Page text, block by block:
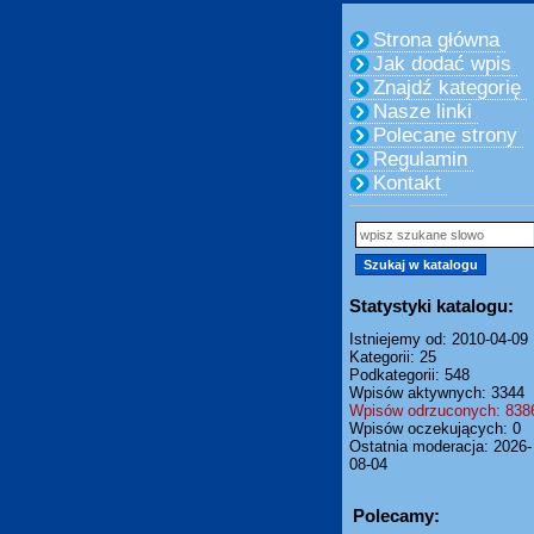
Strona główna
Jak dodać wpis
Znajdź kategorię
Nasze linki
Polecane strony
Regulamin
Kontakt
Statystyki katalogu:
Istniejemy od: 2010-04-09
Kategorii: 25
Podkategorii: 548
Wpisów aktywnych: 3344
Wpisów odrzuconych:
Wpisów oczekujących: 0
Ostatnia moderacja: 2026-
08-04
Polecamy: